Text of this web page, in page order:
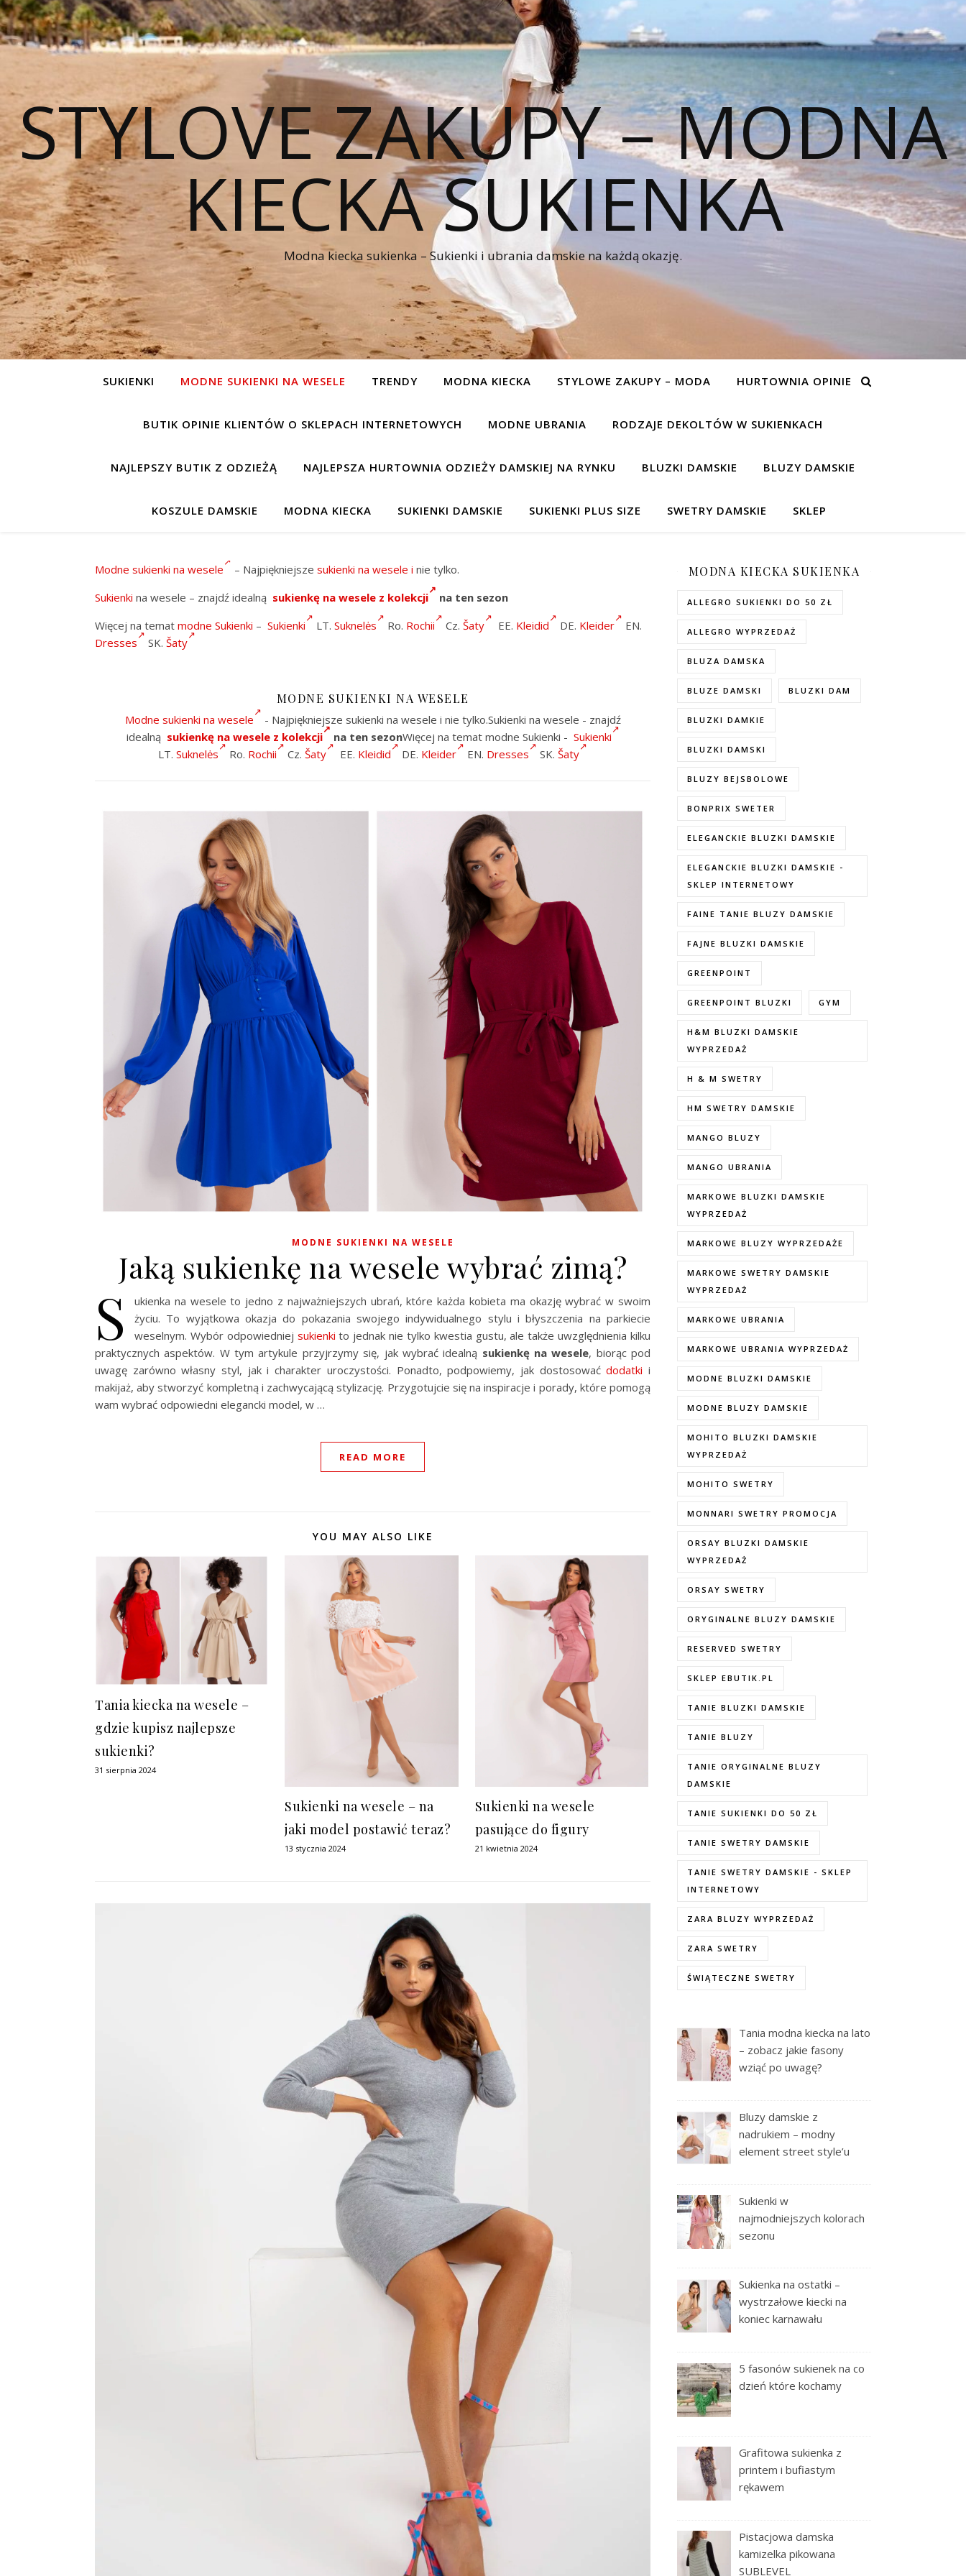
STYLOVE ZAKUPY – MODNA
KIECKA SUKIENKA
Modna kiecka sukienka – Sukienki i ubrania damskie na każdą okazję.
SUKIENKI MODNE SUKIENKI NA WESELE TRENDY MODNA KIECKA STYLOWE ZAKUPY – MODA HURTOWNIA OPINIE
BUTIK OPINIE KLIENTÓW O SKLEPACH INTERNETOWYCH MODNE UBRANIA RODZAJE DEKOLTÓW W SUKIENKACH
NAJLEPSZY BUTIK Z ODZIEŻĄ NAJLEPSZA HURTOWNIA ODZIEŻY DAMSKIEJ NA RYNKU BLUZKI DAMSKIE BLUZY DAMSKIE
KOSZULE DAMSKIE MODNA KIECKA SUKIENKI DAMSKIE SUKIENKI PLUS SIZE SWETRY DAMSKIE SKLEP
Modne sukienki na wesele – Najpiękniejsze sukienki na wesele i nie tylko.
Sukienki na wesele – znajdź idealną sukienkę na wesele z kolekcji
na ten sezon
Więcej na temat modne Sukienki – Sukienki LT. Suknelės Ro. Rochii Cz. Šaty EE. Kleidid DE. Kleider
EN.
Dresses
SK. Šaty
MODNE SUKIENKI NA WESELE
Modne sukienki na wesele
- Najpiękniejsze sukienki na wesele i nie tylko.Sukienki na wesele - znajdź
idealną sukienkę na wesele z kolekcji na ten sezonWięcej na temat modne Sukienki - Sukienki
LT. Suknelės Ro. Rochii Cz. Šaty EE. Kleidid DE. Kleider EN. Dresses SK. Šaty
MODNE SUKIENKI NA WESELE
Jaką sukienkę na wesele wybrać zimą?
S
ukienka na wesele to jedno z najważniejszych ubrań, które każda kobieta ma okazję wybrać w swoim
życiu. To wyjątkowa okazja do pokazania swojego indywidualnego stylu i błyszczenia na parkiecie
weselnym. Wybór odpowiedniej sukienki to jednak nie tylko kwestia gustu, ale także uwzględnienia kilku
praktycznych aspektów. W tym artykule przyjrzymy się, jak wybrać idealną sukienkę na wesele, biorąc pod
uwagę zarówno własny styl, jak i charakter uroczystości. Ponadto, podpowiemy, jak dostosowaćdodatki i
makijaż, aby stworzyć kompletną i zachwycającą stylizację. Przygotujcie się na inspiracje i porady, które pomogą
wam wybrać odpowiedni elegancki model, w …
READ MORE
YOU MAY ALSO LIKE
Tania kiecka na wesele –
gdzie kupisz najlepsze
sukienki?
31 sierpnia 2024
Sukienki na wesele – na
jaki model postawić teraz?
13 stycznia 2024
Sukienki na wesele
pasujące do figury
21 kwietnia 2024
MODNA KIECKA SUKIENKA
ALLEGRO SUKIENKI DO 50 ZŁ
ALLEGRO WYPRZEDAŻ
BLUZA DAMSKA
BLUZE DAMSKI BLUZKI DAM
BLUZKI DAMKIE
BLUZKI DAMSKI
BLUZY BEJSBOLOWE
BONPRIX SWETER
ELEGANCKIE BLUZKI DAMSKIE
ELEGANCKIE BLUZKI DAMSKIE -
SKLEP INTERNETOWY
FAINE TANIE BLUZY DAMSKIE
FAJNE BLUZKI DAMSKIE
GREENPOINT
GREENPOINT BLUZKI GYM
H&M BLUZKI DAMSKIE
WYPRZEDAŻ
H & M SWETRY
HM SWETRY DAMSKIE
MANGO BLUZY
MANGO UBRANIA
MARKOWE BLUZKI DAMSKIE
WYPRZEDAŻ
MARKOWE BLUZY WYPRZEDAŻE
MARKOWE SWETRY DAMSKIE
WYPRZEDAŻ
MARKOWE UBRANIA
MARKOWE UBRANIA WYPRZEDAŻ
MODNE BLUZKI DAMSKIE
MODNE BLUZY DAMSKIE
MOHITO BLUZKI DAMSKIE
WYPRZEDAŻ
MOHITO SWETRY
MONNARI SWETRY PROMOCJA
ORSAY BLUZKI DAMSKIE
WYPRZEDAŻ
ORSAY SWETRY
ORYGINALNE BLUZY DAMSKIE
RESERVED SWETRY
SKLEP EBUTIK.PL
TANIE BLUZKI DAMSKIE
TANIE BLUZY
TANIE ORYGINALNE BLUZY
DAMSKIE
TANIE SUKIENKI DO 50 ZŁ
TANIE SWETRY DAMSKIE
TANIE SWETRY DAMSKIE - SKLEP
INTERNETOWY
ZARA BLUZY WYPRZEDAŻ
ZARA SWETRY
ŚWIĄTECZNE SWETRY
Tania modna kiecka na lato
– zobacz jakie fasony
wziąć po uwagę?
Bluzy damskie z
nadrukiem – modny
element street style’u
Sukienki w
najmodniejszych kolorach
sezonu
Sukienka na ostatki –
wystrzałowe kiecki na
koniec karnawału
5 fasonów sukienek na co
dzień które kochamy
Grafitowa sukienka z
printem i bufiastym
rękawem
Pistacjowa damska
kamizelka pikowana
SUBLEVEL